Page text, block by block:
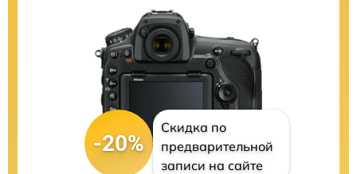
-20%
Скидка по
предварительной
записи на сайте